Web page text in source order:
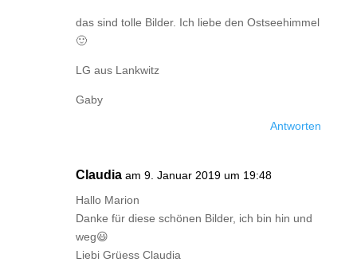
das sind tolle Bilder. Ich liebe den Ostseehimmel
🙂
LG aus Lankwitz
Gaby
Antworten
Claudia am 9. Januar 2019 um 19:48
Hallo Marion
Danke für diese schönen Bilder, ich bin hin und
weg😃
Liebi Grüess Claudia